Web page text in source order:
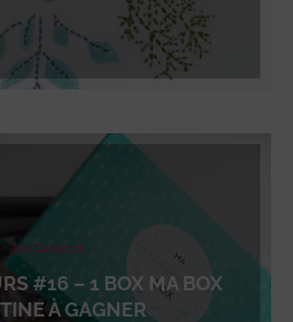
Jeu Concours
#16 – 1 BOX MA BOX
À GAGNER